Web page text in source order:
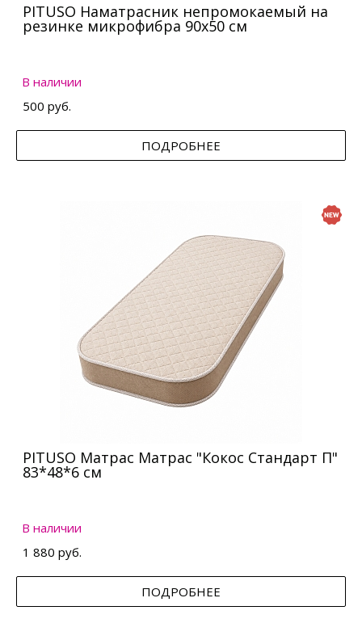
PITUSO Наматрасник непромокаемый на
резинке микрофибра 90х50 см
В наличии
500 руб.
ПОДРОБНЕЕ
PITUSO Матрас Матрас "Кокос Стандарт П"
83*48*6 см
В наличии
1 880 руб.
ПОДРОБНЕЕ